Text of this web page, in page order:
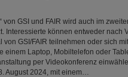
von GSI und FAIR wird auch im
Interessierte können entweder nach
GSI/FAIR teilnehmen oder sich
einem Laptop, Mobiltelefon oder
per Videokonferenz
August 2024, mit einem…